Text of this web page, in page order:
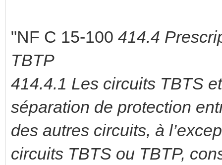
"NF C 15-100 414.4
TBTP
414.4.1 Les circuits TBTS
séparation de protection
des autres circuits, à
circuits TBTS ou TBTP,